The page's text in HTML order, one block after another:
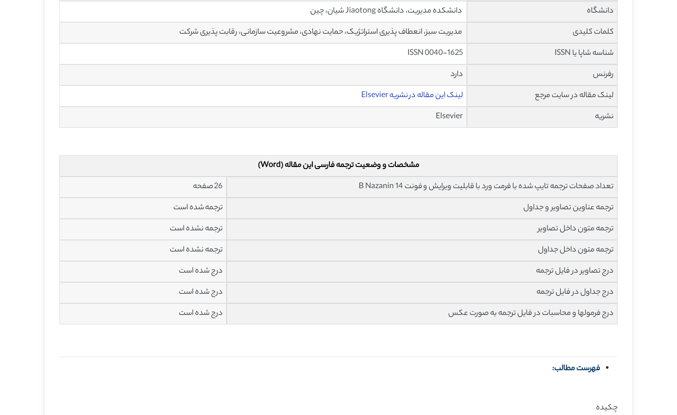
دانشگاه
دانشکده مدیریت، دانشگاه Jiaotong شیان، چین
کلمات کلیدی
مدیریت سبز، انعطاف پذیری استراتژیک، حمایت نهادی، مشروعیت سازمانی، رقابت پذیری شرکت
شناسه شاپا یا ISSN
ISSN 0040-1625
رفرنس
دارد
لینک مقاله در سایت مرجع
لینک این مقاله در نشریه Elsevier
نشریه
Elsevier
مشخصات و وضعیت ترجمه فارسی این مقاله (Word)
تعداد صفحات ترجمه تایپ شده با فرمت ورد با قابلیت ویرایش و فونت 14 B Nazanin
26 صفحه
ترجمه عناوین تصاویر و جداول
ترجمه شده است
ترجمه متون داخل تصاویر
ترجمه نشده است
ترجمه متون داخل جداول
ترجمه نشده است
درج تصاویر در فایل ترجمه
درج شده است
درج جداول در فایل ترجمه
درج شده است
درج فرمولها و محاسبات در فایل ترجمه به صورت عکس
درج شده است
فهرست مطالب:
چکیده